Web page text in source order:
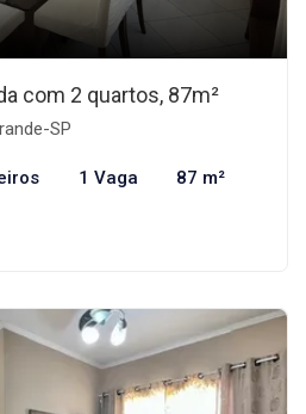
com 2 quartos, 87m²
SP
1 Vaga 87 m²